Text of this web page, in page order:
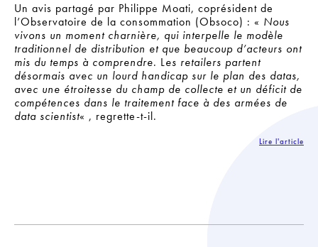
Un avis partagé par Philippe Moati, coprésident de
l’Observatoire de la consommation (Obsoco) : « Nous
vivons un moment charnière, qui interpelle le modèle
traditionnel de distribution et que beaucoup d’acteurs ont
mis du temps à comprendre. Les retailers partent
désormais avec un lourd handicap sur le plan des datas,
avec une étroitesse du champ de collecte et un déficit de
compétences dans le traitement face à des armées de
data scientist« , regrette-t-il.
Lire l'article